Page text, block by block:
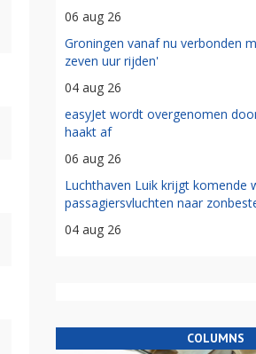
06 aug 26
Groningen vanaf nu verbonden
zeven uur rijden'
04 aug 26
easyJet wordt overgenomen
haakt af
06 aug 26
Luchthaven Luik krijgt komende
passagiersvluchten naar
04 aug 26
COLUMNS